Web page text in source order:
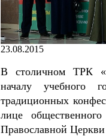
23.08.2015
В столичном ТРК
началу учебного
традиционных
лице
Православной